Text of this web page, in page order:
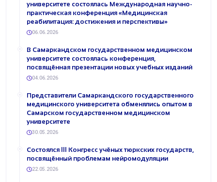
университете состоялась Международная научно-
практическая конференция «Медицинская
реабилитация: достижения и перспективы»
06.06.2026
В Самаркандском государственном медицинском
университете состоялась конференция,
посвящённая презентации новых учебных изданий
04.06.2026
Представители Самаркандского государственного
медицинского университета обменялись опытом в
Самарском государственном медицинском
университете
30.05.2026
Состоялся III Конгресс учёных тюркских государств,
посвящённый проблемам нейромодуляции
22.05.2026